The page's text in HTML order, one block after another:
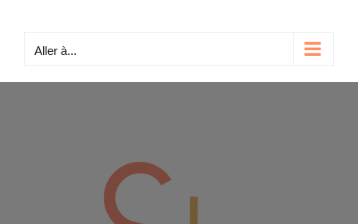
contenuAller à...